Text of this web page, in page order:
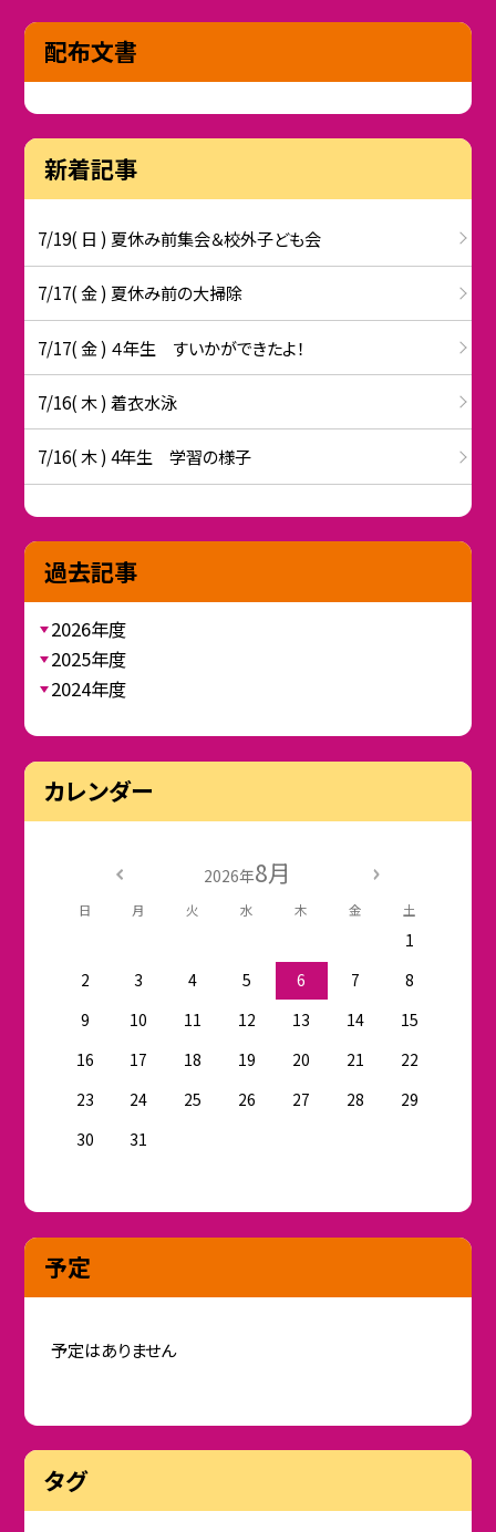
配布文書
新着記事
7/19( 日 ) 夏休み前集会＆校外子ども会
7/17( 金 ) 夏休み前の大掃除
7/17( 金 ) ４年生 すいかができたよ！
7/16( 木 ) 着衣水泳
7/16( 木 ) 4年生 学習の様子
過去記事
2026年度
2025年度
2024年度
カレンダー
2026年8月
日 月 火 水 木 金 土
1
2
3 4 5 6 7
8
9
10 11 12 13 14
15
16
17 18 19 20 21
22
23
24 25 26 27 28
29
30
31
予定
予定はありません
タグ